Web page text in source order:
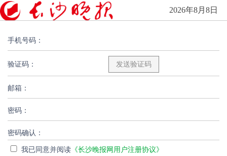
2026年8月8日
手机号码：
验证码：
邮箱：
密码：
密码确认：
我已同意并阅读 《长沙晚报网用户注册协议》